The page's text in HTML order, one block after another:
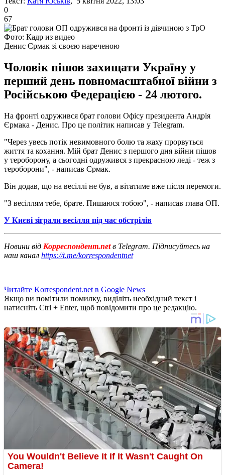
0
67
Фото: Кадр из видео
Денис Єрмак зі своєю нареченою
Чоловік пішов захищати Україну у
перший день повномасштабної війни з
Російською Федерацією - 24 лютого.
На фронті одружився брат голови Офісу президента Андрія
Єрмака - Денис. Про це політик написав у Telegram.
"Через увесь потік невимовного болю та жаху прорвуться
життя та кохання. Мій брат Денис з першого дня війни пішов
у тероборону, а сьогодні одружився з прекрасною леді - теж з
тероборони", - написав Єрмак.
Він додав, що на весіллі не був, а вітатиме вже після перемоги.
"З весіллям тебе, брате. Пишаюся тобою", - написав глава ОП.
У Києві зіграли весілля під час обстрілів
Новини від Корреспондент.netв Telegram. Підписуйтесь на
наш канал https://t.me/korrespondentnet
Читайте Korrespondent.net в Google News
Якщо ви помітили помилку, виділіть необхідний текст і
натисніть Ctrl + Enter, щоб повідомити про це редакцію.